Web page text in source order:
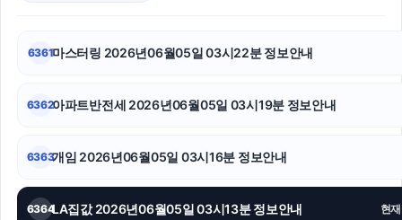
대안학교
김해이혼전문변호사
강동구하수구막힘
6361마스터링 2026년06월05일 03시22분 정보안내
6362아파트반전세 2026년06월05일 03시19분 정보안내
6363개임 2026년06월05일 03시16분 정보안내
6364LA집값 2026년06월05일 03시13분 정보안내 현